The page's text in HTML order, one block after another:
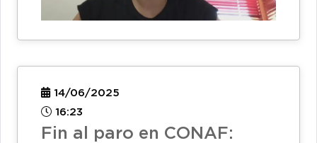
14/06/2025
16:23
Fin al paro en CONAF: